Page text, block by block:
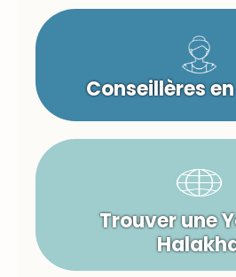
Conseillères
Trouver une